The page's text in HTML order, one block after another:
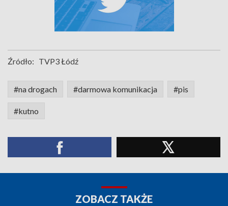
Źródło: TVP3 Łódź
#na drogach #darmowa komunikacja #pis
#kutno
ZOBACZ TAKŻE